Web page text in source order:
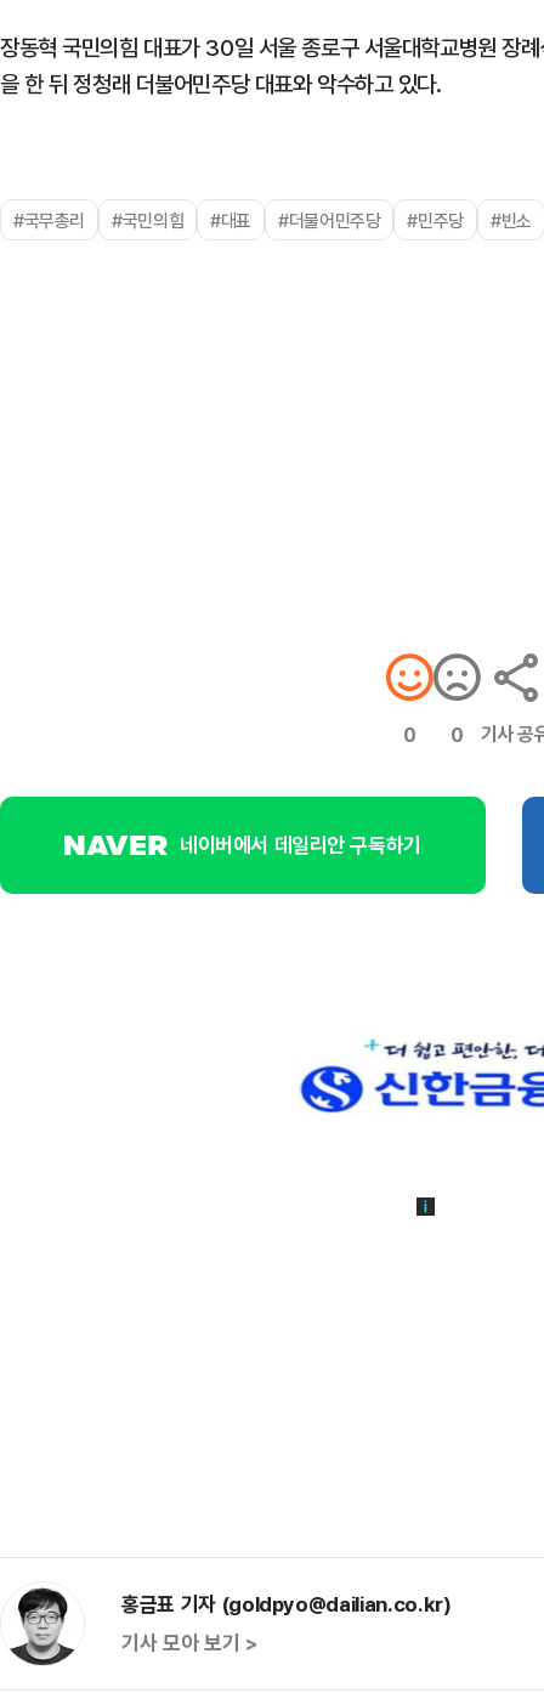
장동혁 국민의힘 대표가 30일 서울 종로구 서울대학교병원 장
을 한 뒤 정청래 더불어민주당 대표와 악수하고 있다.
#국무총리 #국민의힘 #대표 #더불어민주당 #민주당 #빈소
0 0 기사 공
네이버에서 데일리안 구독하기
홍금표 기자 (goldpyo@dailian.co.kr)
기사 모아 보기 >